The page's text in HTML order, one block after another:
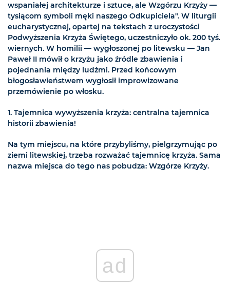
wspaniałej architekturze i sztuce, ale Wzgórzu Krzyży —
tysiącom symboli męki naszego Odkupiciela". W liturgii
eucharystycznej, opartej na tekstach z uroczystości
Podwyższenia Krzyża Świętego, uczestniczyło ok. 200 tyś.
wiernych. W homilii — wygłoszonej po litewsku — Jan
Paweł II mówił o krzyżu jako źródle zbawienia i
pojednania między ludźmi. Przed końcowym
błogosławieństwem wygłosił improwizowane
przemówienie po włosku.
1. Tajemnica wywyższenia krzyża: centralna tajemnica
historii zbawienia!
Na tym miejscu, na które przybyliśmy, pielgrzymując po
ziemi litewskiej, trzeba rozważać tajemnicę krzyża. Sama
nazwa miejsca do tego nas pobudza: Wzgórze Krzyży.
ad